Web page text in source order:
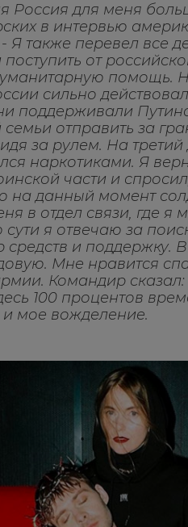
Россия для меня
в интервью
Я также перевел все
от
помощь.
сильно
поддерживали
отправить за
за рулем. На третий
наркотиками. Я
части и
на данный момент
в отдел связи, где я
я отвечаю за
средств и поддержку.
Мне нравится
Командир сказал:
100 процентов
мое вожделение.